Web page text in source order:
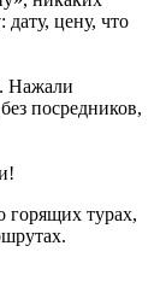
цену, что
Нажали
посредников,
горящих турах,